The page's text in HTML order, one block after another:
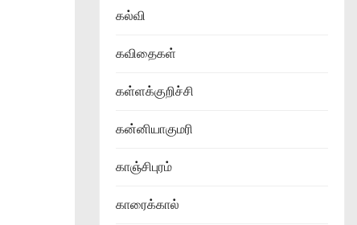
கல்வி
கவிதைகள்
கள்ளக்குறிச்சி
கன்னியாகுமரி
காஞ்சிபுரம்
காரைக்கால்